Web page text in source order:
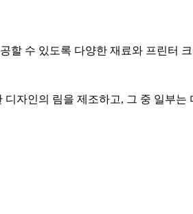
할 수 있도록 다양한 재료와 프린터
자인의 림을 제조하고, 그 중 일부